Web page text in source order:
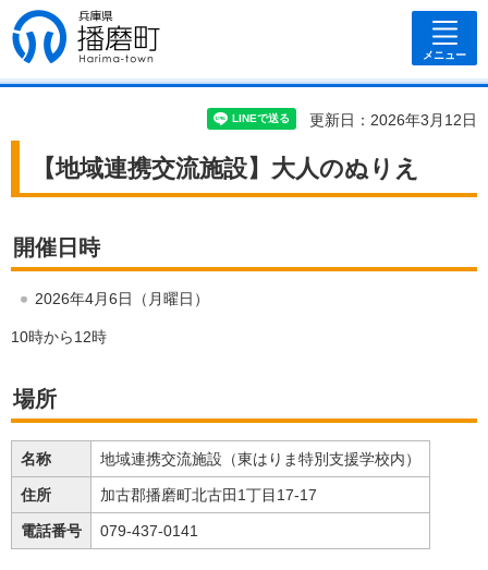
兵庫県 播磨
町
メニュー
更新日：2026年3月12日
【地域連携交流施設】大人のぬりえ
開催日時
2026年4月6日（月曜日）
10時から12時
場所
名称 地域連携交流施設（東はりま特別支援学校内）
住所 加古郡播磨町北古田1丁目17-17
電話番号 079-437-0141